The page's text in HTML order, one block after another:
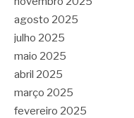
agosto 2025
julho 2025
maio 2025
abril 2025
março 2025
fevereiro 2025